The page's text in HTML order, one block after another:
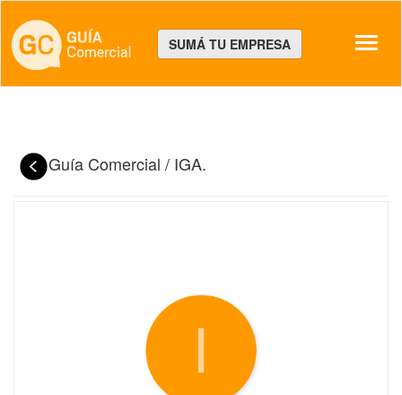
SUMÁ TU EMPRESA
Guía Comercial / IGA.